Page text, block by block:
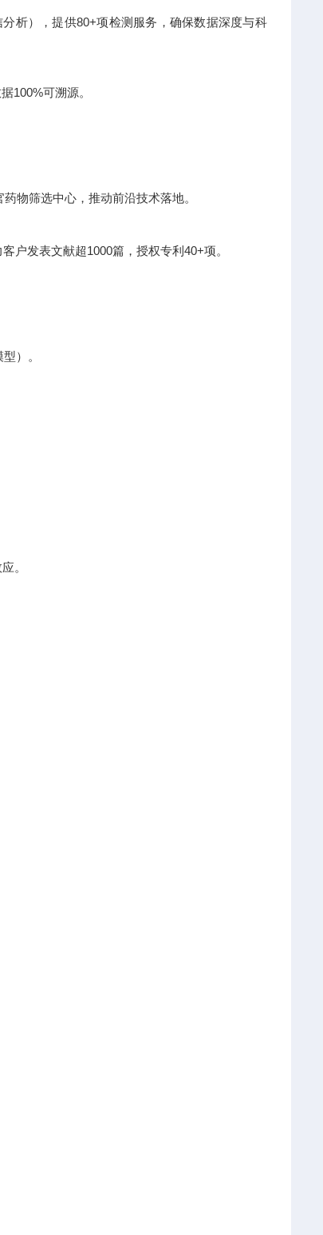
析），提供80+项检测服务，确保数据深度与科
100%可溯源。
物筛选中心，推动前沿技术落地。
户发表文献超1000篇，授权专利40+项。
）。
。